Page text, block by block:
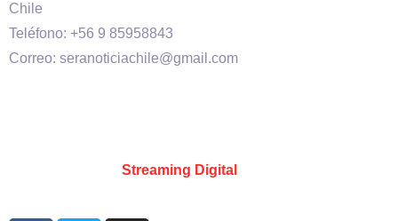
Chile
Teléfono: +56 9 85958843
Correo: seranoticiachile@gmail.com
Streaming Digital